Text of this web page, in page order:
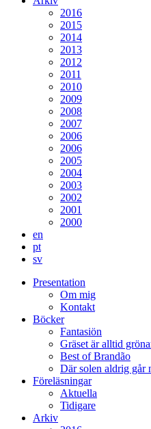
2016
2015
2014
2013
2012
2011
2010
2009
2008
2007
2006
2006
2005
2004
2003
2002
2001
2000
en
pt
sv
Presentation
Om mig
Kontakt
Böcker
Fantasiön
Gräset är alltid
Best of Brandão
Där solen aldrig går
Föreläsningar
Aktuella
Tidigare
Arkiv